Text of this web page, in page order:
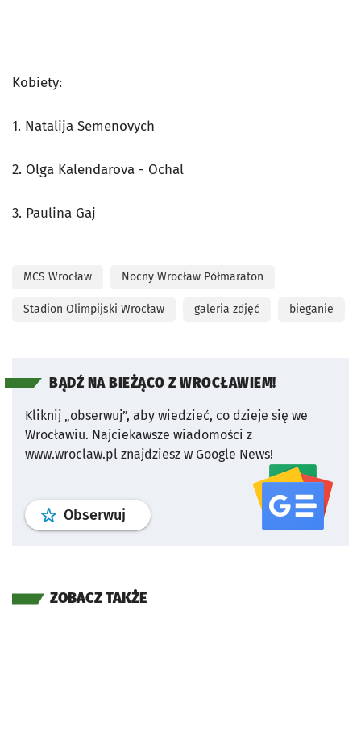
Kobiety:
1. Natalija Semenovych
2. Olga Kalendarova - Ochal
3. Paulina Gaj
MCS Wrocław Nocny Wrocław Półmaraton
Stadion Olimpijski Wrocław galeria zdjęć bieganie
BĄDŹ NA BIEŻĄCO Z WROCŁAWIEM!
Kliknij „obserwuj”, aby wiedzieć, co dzieje się we
Wrocławiu. Najciekawsze wiadomości z
www.wroclaw.pl znajdziesz w Google News!
Obserwuj profil serwisu
ZOBACZ TAKŻE